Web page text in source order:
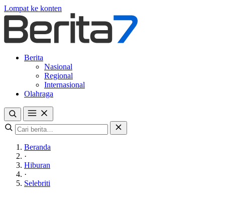
Lompat ke konten
Berita
Nasional
Regional
Internasional
Olahraga
Beranda
·
Hiburan
·
Selebriti